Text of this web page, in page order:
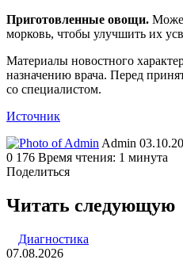
Приготовленные овощи.
морковь, чтобы улучшить их
Материалы новостного
назначению врача. Перед
со специалистом.
Источник
Admin Send
an
0 176 Время чтения: 1 минута
Поделиться
через
электронную
Читать следующую
Диагностика
07.08.2026